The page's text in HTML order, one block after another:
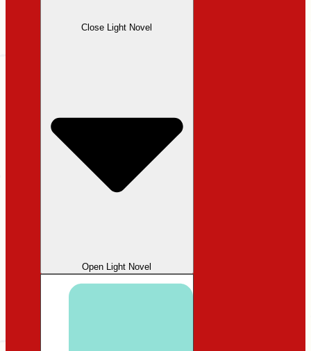
Close Light Novel
Open Light Novel